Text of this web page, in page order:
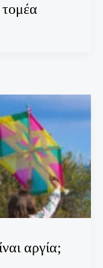
τομέα
αργία;